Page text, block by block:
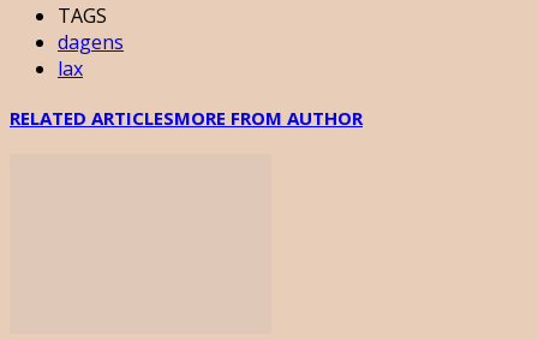
TAGS
dagens
lax
RELATED ARTICLESMORE FROM AUTHOR